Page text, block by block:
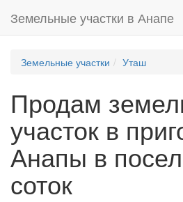
Земельные участки в Анапе
Земельные участки Уташ
Продам
участок в
Анапы в
соток